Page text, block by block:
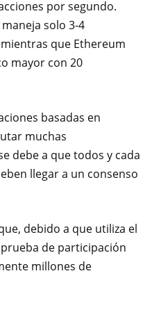
por segundo.
solo 3-4
que Ethereum
mayor con 20
basadas en
muchas
debe a que todos y cada
llegar a un consenso
debido a que utiliza el
de participación
millones de